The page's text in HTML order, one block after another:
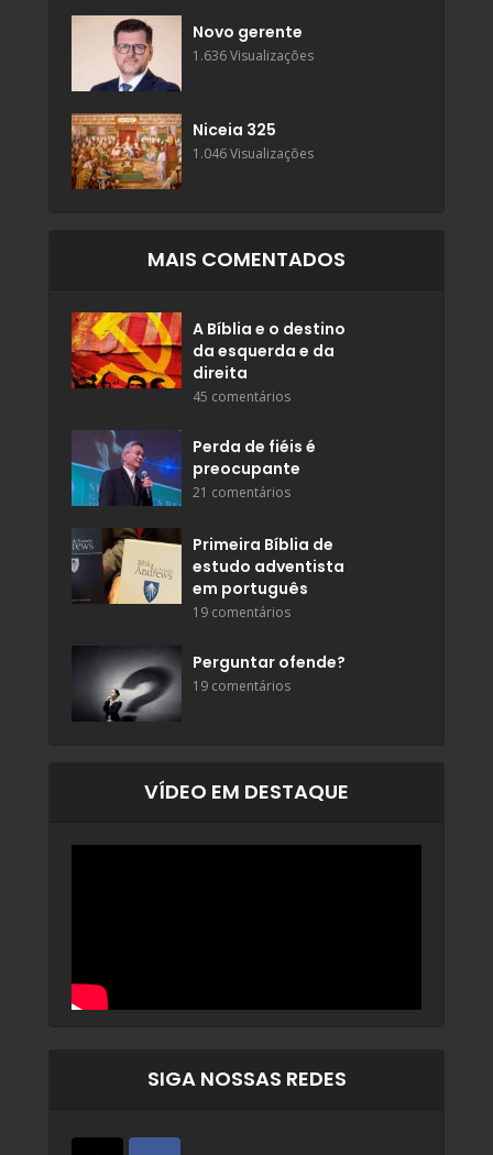
Novo gerente
1.636 Visualizações
Niceia 325
1.046 Visualizações
MAIS COMENTADOS
A Bíblia e o destino
da esquerda e da
direita
45 comentários
Perda de fiéis é
preocupante
21 comentários
Primeira Bíblia de
estudo adventista
em português
19 comentários
Perguntar ofende?
19 comentários
VÍDEO EM DESTAQUE
SIGA NOSSAS REDES